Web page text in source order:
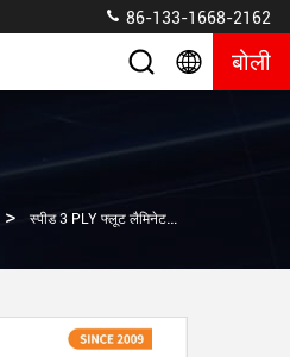
86-133-1668-2162
बोली
> स्पीड 3 PLY फ्लूट लैमिनेटर GW-1700L अद्वितीय सर्वो वैक्यूम पेपर फ़ीडिंग